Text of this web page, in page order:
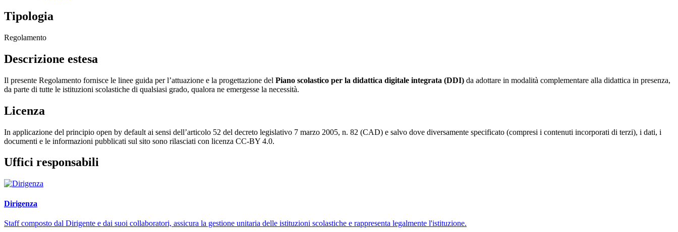
Tipologia
Regolamento
Descrizione estesa
Il presente Regolamento fornisce le linee guida per l’attuazione e la progettazione del Piano scolastico per la didattica digitale integrata (DDI) da adottare in modalità complementare alla didattica in presenza,
da parte di tutte le istituzioni scolastiche di qualsiasi grado, qualora ne emergesse la necessità.
Licenza
In applicazione del principio open by default ai sensi dell’articolo 52 del decreto legislativo 7 marzo 2005, n. 82 (CAD) e salvo dove diversamente specificato (compresi i contenuti incorporati di terzi), i dati, i
documenti e le informazioni pubblicati sul sito sono rilasciati con licenza CC-BY 4.0.
Uffici responsabili
Dirigenza
Staff composto dal Dirigente e dai suoi collaboratori, assicura la gestione unitaria delle istituzioni scolastiche e rappresenta legalmente l'istituzione.